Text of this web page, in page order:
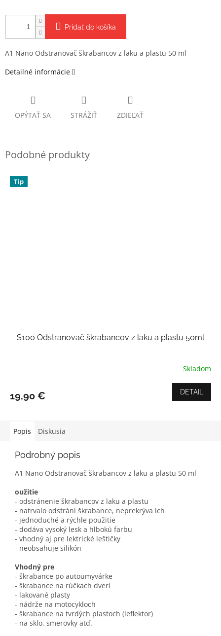
Pridať do košíka
A1 Nano Odstranovač škrabancov z laku a plastu 50 ml
Detailné informácie
OPÝTAŤ SA STRÁŽIŤ ZDIEĽAŤ
Tip
S100 Odstranovač škrabancov z laku a plastu 50ml
je
hviezdičiek.
Skladom
19,90 € DETAIL
Popis Diskusia
Podrobný popis
A1 Nano Odstranovač škrabancov z laku a plastu 50 ml
oužitie
- odstránenie škrabancov z laku a plastu
- natrvalo odstráni škrabance, neprekrýva ich
- jednoduché a rýchle použitie
- dodáva vysoký lesk a hlbokú farbu
- vhodný aj pre lektrické leštičky
- neobsahuje silikón
Vhodný pre
- škrabance po autoumyvárke
- škrabance na rúčkach dverí
- lakované plasty
- nádrže na motocykloch
- škrabance na tvrdých plastoch (leflektor)
- na sklo, smerovky atď.